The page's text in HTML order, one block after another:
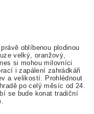
oblíbenou plodinou
velký, oranžový,
si mohou milovníci
i zapálení zahrádkáři
a velikostí. Prohlédnout
po celý měsíc od 24.
se bude konat tradiční